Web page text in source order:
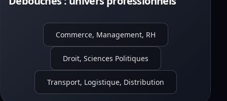
Commerce, Management, RH
Droit, Sciences Politiques
Transport, Logistique, Distribution